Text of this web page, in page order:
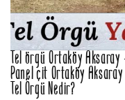
Tel örgü Ortaköy
Panel çit Ortaköy Aksaray
Tel Örgü Nedir?